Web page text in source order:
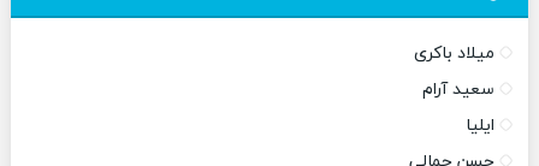
میلاد باکری
سعید آرام
ایلیا